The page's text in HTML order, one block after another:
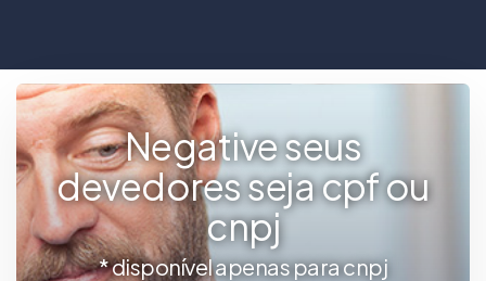
Negative seus
devedores seja cpf ou
cnpj
* disponível apenas para cnpj